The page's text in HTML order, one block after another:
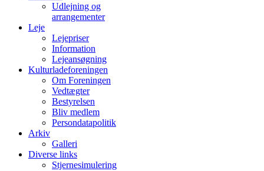
Udlejning og
arrangementer
Leje
Lejepriser
Information
Lejeansøgning
Kulturladeforeningen
Om Foreningen
Vedtægter
Bestyrelsen
Bliv medlem
Persondatapolitik
Arkiv
Galleri
Diverse links
Stjernesimulering